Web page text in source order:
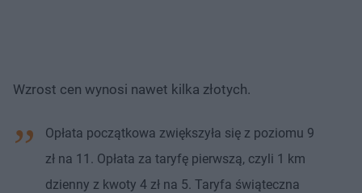
Wzrost cen wynosi nawet kilka złotych.
Opłata początkowa zwiększyła się z poziomu 9
zł na 11. Opłata za taryfę pierwszą, czyli 1 km
dzienny z kwoty 4 zł na 5. Taryfa świąteczna